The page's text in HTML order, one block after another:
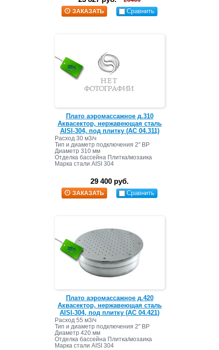
ЗАКАЗАТЬ
Сравнить
Плато аэромассажное д.310
Аквасектор, нержавеющая сталь
AISI-304, под плитку (АС 04.311)
Расход 30 м3/ч
Тип и диаметр подключения 2" ВР
Диаметр 310 мм
Отделка бассейна Плитка/мозаика
Марка стали AISI 304
29 400 руб.
ЗАКАЗАТЬ Сравнить
Плато аэромассажное д.420
Аквасектор, нержавеющая сталь
AISI-304, под плитку (АС 04.421)
Расход 55 м3/ч
Тип и диаметр подключения 2" ВР
Диаметр 420 мм
Отделка бассейна Плитка/мозаика
Марка стали AISI 304